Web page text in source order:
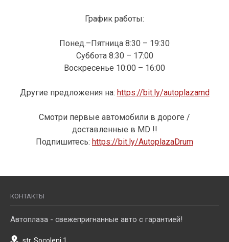
График работы:
Понед.–Пятница 8:30 – 19:30
Суббота 8:30 – 17:00
Воскресенье 10:00 – 16:00
Другие предложения на: https://bit.ly/autoplazamd
Смотри первые автомобили в дороге /
доставленные в MD !!
Подпишитесь: https://bit.ly/AutoplazaDrum
КОНТАКТЫ
Автоплаза - свежепригнанные авто с гарантией!